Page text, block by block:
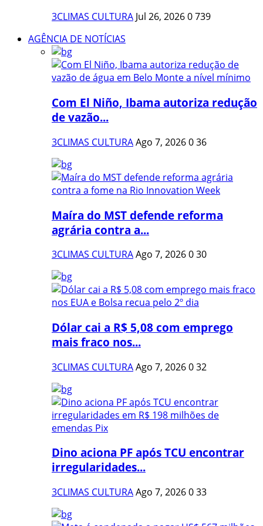
3CLIMAS CULTURA Jul 26, 20260739
AGÊNCIA DE NOTÍCIAS
Com El Niño, Ibama autoriza redução
de vazão...
3CLIMAS CULTURAAgo 7, 2026036
Maíra do MST defende reforma
agrária contra a...
3CLIMAS CULTURAAgo 7, 2026030
Dólar cai a R$ 5,08 com emprego
mais fraco nos...
3CLIMAS CULTURAAgo 7, 2026032
Dino aciona PF após TCU encontrar
irregularidades...
3CLIMAS CULTURAAgo 7, 2026033